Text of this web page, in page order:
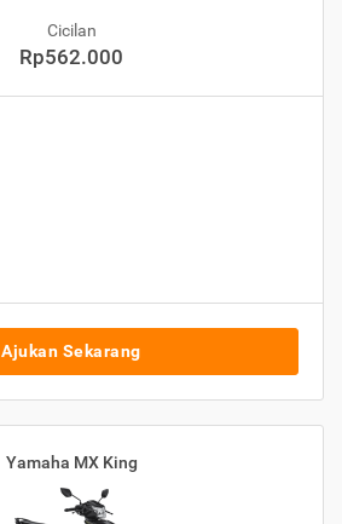
Cicilan
Rp562.000
Ajukan Sekarang
Yamaha MX King